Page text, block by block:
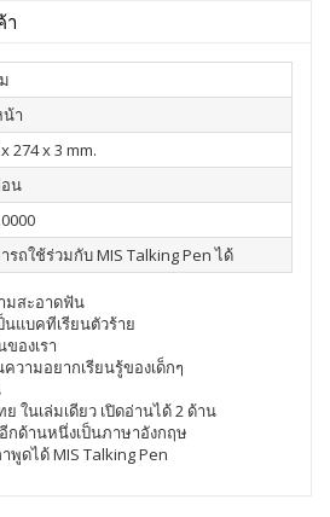
า
น้า
274 x 3 mm.
น
รถใช้ร่วมกับ MIS Talking Pen ได้
มสะอาดฟัน
แบคทีเรียนตัวร้าย
องเรา
วามอยากเรียนรู้ของเด็กๆ
ในเล่มเดียว เปิดอ่านได้ 2 ด้าน
กด้านหนึ่งเป็นภาษาอังกฤษ
พูดได้ MIS Talking Pen